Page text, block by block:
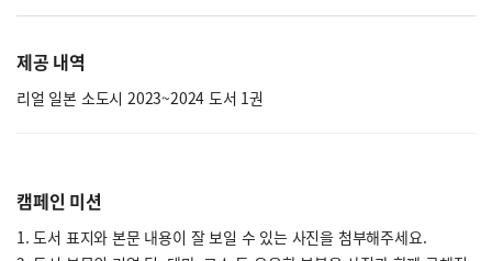
제공 내역
리얼 일본 소도시 2023~2024 도서 1권
캠페인 미션
1. 도서 표지와 본문 내용이 잘 보일 수 있는 사진을 첨부해주세요.